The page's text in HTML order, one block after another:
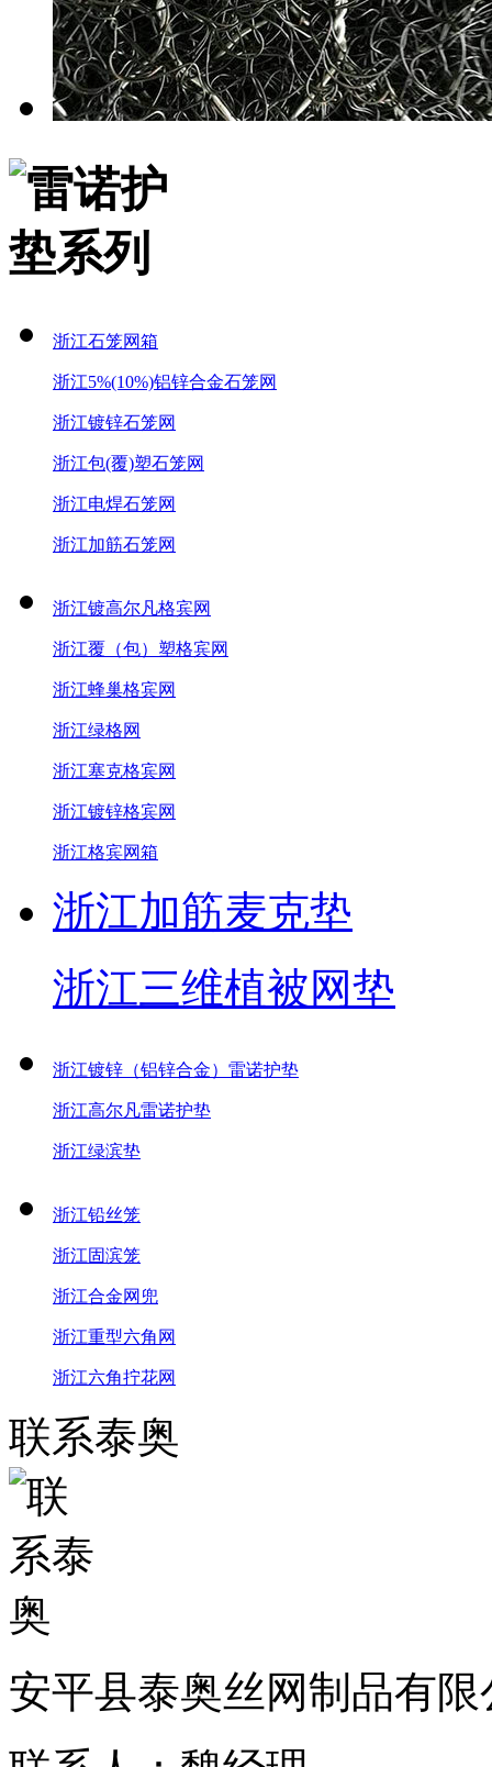
浙江石笼网箱
浙江5%(10%)铝锌合金石笼网
浙江镀锌石笼网
浙江包(覆)塑石笼网
浙江电焊石笼网
浙江加筋石笼网
浙江镀高尔凡格宾网
浙江覆（包）塑格宾网
浙江蜂巢格宾网
浙江绿格网
浙江塞克格宾网
浙江镀锌格宾网
浙江格宾网箱
浙江加筋麦克垫
浙江三维植被网垫
浙江镀锌（铝锌合金）雷诺护垫
浙江高尔凡雷诺护垫
浙江绿滨垫
浙江铅丝笼
浙江固滨笼
浙江合金网兜
浙江重型六角网
浙江六角拧花网
联系泰奥
安平县泰奥丝网制品有限